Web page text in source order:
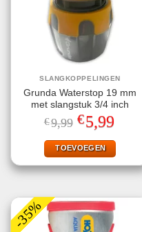
SLANGKOPPELINGEN
Grunda Waterstop 19 mm
met slangstuk 3/4 inch
€9,99 Oorspronkelijke
prijs
was:
€9,99.
€5,99
is:
€5,99.
TOEVOEGEN
-35%